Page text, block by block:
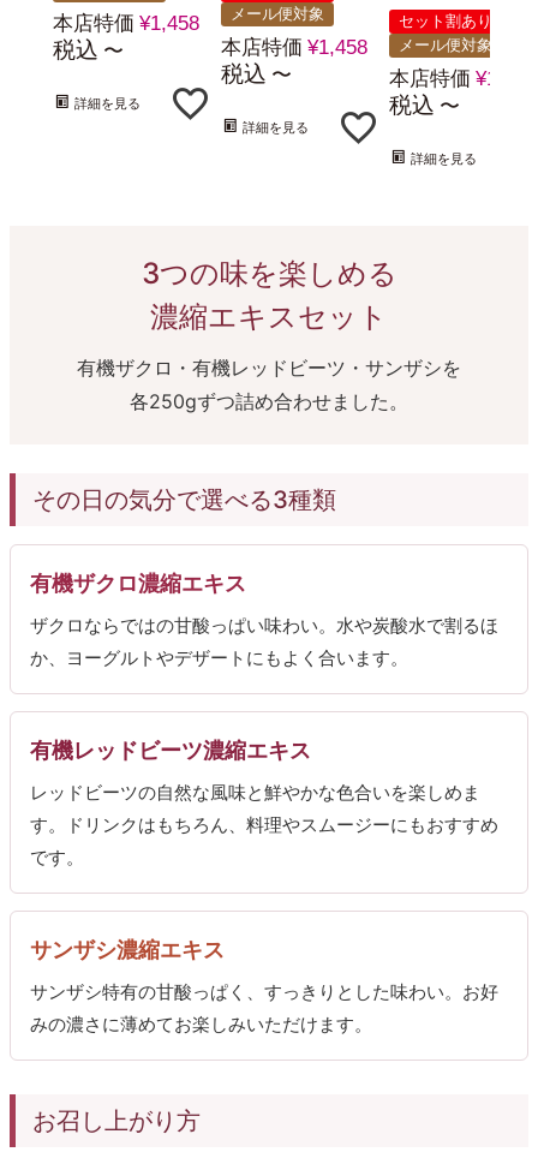
本店特価 ¥1,458
税込 〜
詳細を見る
メール便対象
本店特価 ¥1,458
税込 〜
詳細を見る
セット割あり
メール便対象
本店特価 ¥1,458
税込 〜
詳細を見る
3つの味を楽しめる
濃縮エキスセット
有機ザクロ・有機レッドビーツ・サンザシを
各250gずつ詰め合わせました。
その日の気分で選べる3種類
有機ザクロ濃縮エキス
ザクロならではの甘酸っぱい味わい。水や炭酸水で割るほ
か、ヨーグルトやデザートにもよく合います。
有機レッドビーツ濃縮エキス
レッドビーツの自然な風味と鮮やかな色合いを楽しめま
す。ドリンクはもちろん、料理やスムージーにもおすすめ
です。
サンザシ濃縮エキス
サンザシ特有の甘酸っぱく、すっきりとした味わい。お好
みの濃さに薄めてお楽しみいただけます。
お召し上がり方